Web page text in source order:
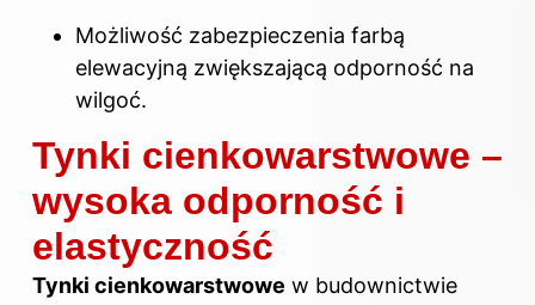
Możliwość zabezpieczenia farbą
elewacyjną zwiększającą odporność na
wilgoć.
Tynki cienkowarstwowe –
wysoka odporność i
elastyczność
Tynki cienkowarstwowe w budownictwie